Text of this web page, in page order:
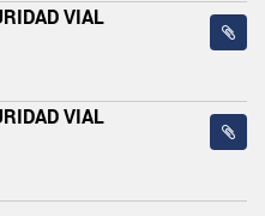
VIAL
VIAL